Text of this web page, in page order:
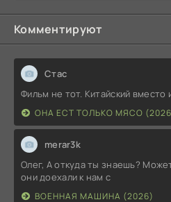
Комментируют
Стас
Фильм не тот. Китайский вместо
ОНА ЕСТ ТОЛЬКО МЯСО
merar3k
Олег, А откуда ты знаешь?
они доехали к нам с
ВОЕННАЯ МАШИНА (2026)